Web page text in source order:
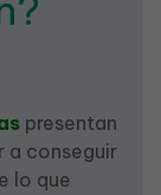
presentan
a conseguir
lo que